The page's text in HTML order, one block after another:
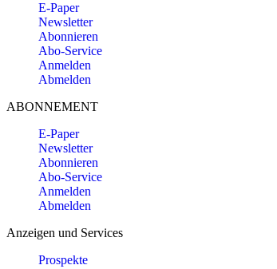
E-Paper
Newsletter
Abonnieren
Abo-Service
Anmelden
Abmelden
ABONNEMENT
E-Paper
Newsletter
Abonnieren
Abo-Service
Anmelden
Abmelden
Anzeigen und Services
Prospekte